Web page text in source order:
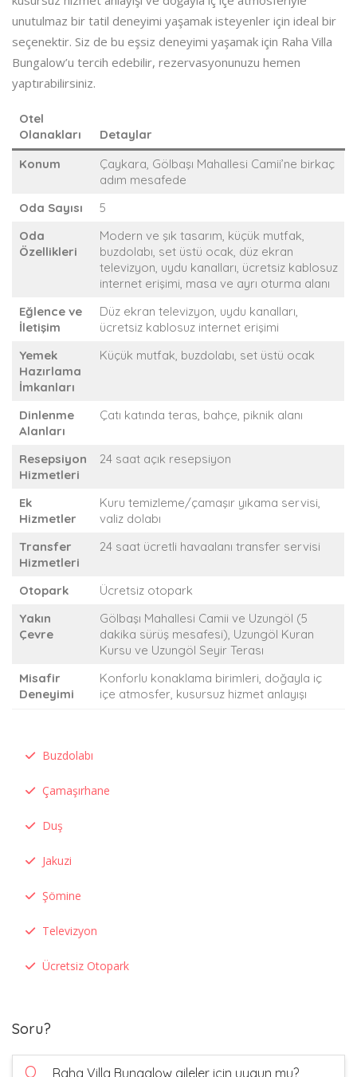
unutulmaz bir tatil deneyimi yaşamak isteyenler için ideal bir
seçenektir. Siz de bu eşsiz deneyimi yaşamak için Raha Villa
Bungalow’u tercih edebilir, rezervasyonunuzu hemen
yaptırabilirsiniz.
Otel
Olanakları
Detaylar
Konum
Çaykara, Gölbaşı Mahallesi Camii’ne birkaç
adım mesafede
Oda Sayısı
5
Oda
Özellikleri
Modern ve şık tasarım, küçük mutfak,
buzdolabı, set üstü ocak, düz ekran
televizyon, uydu kanalları, ücretsiz kablosuz
internet erişimi, masa ve ayrı oturma alanı
Eğlence ve
İletişim
Düz ekran televizyon, uydu kanalları,
ücretsiz kablosuz internet erişimi
Yemek
Hazırlama
İmkanları
Küçük mutfak, buzdolabı, set üstü ocak
Dinlenme
Alanları
Çatı katında teras, bahçe, piknik alanı
Resepsiyon
Hizmetleri
24 saat açık resepsiyon
Ek
Hizmetler
Kuru temizleme/çamaşır yıkama servisi,
valiz dolabı
Transfer
Hizmetleri
24 saat ücretli havaalanı transfer servisi
Otopark
Ücretsiz otopark
Yakın
Çevre
Gölbaşı Mahallesi Camii ve Uzungöl (5
dakika sürüş mesafesi), Uzungöl Kuran
Kursu ve Uzungöl Seyir Terası
Misafir
Deneyimi
Konforlu konaklama birimleri, doğayla iç
içe atmosfer, kusursuz hizmet anlayışı
Buzdolabı
Çamaşırhane
Duş
Jakuzi
Şömine
Televizyon
Ücretsiz Otopark
Soru?
Q Raha Villa Bungalow aileler için uygun mu?